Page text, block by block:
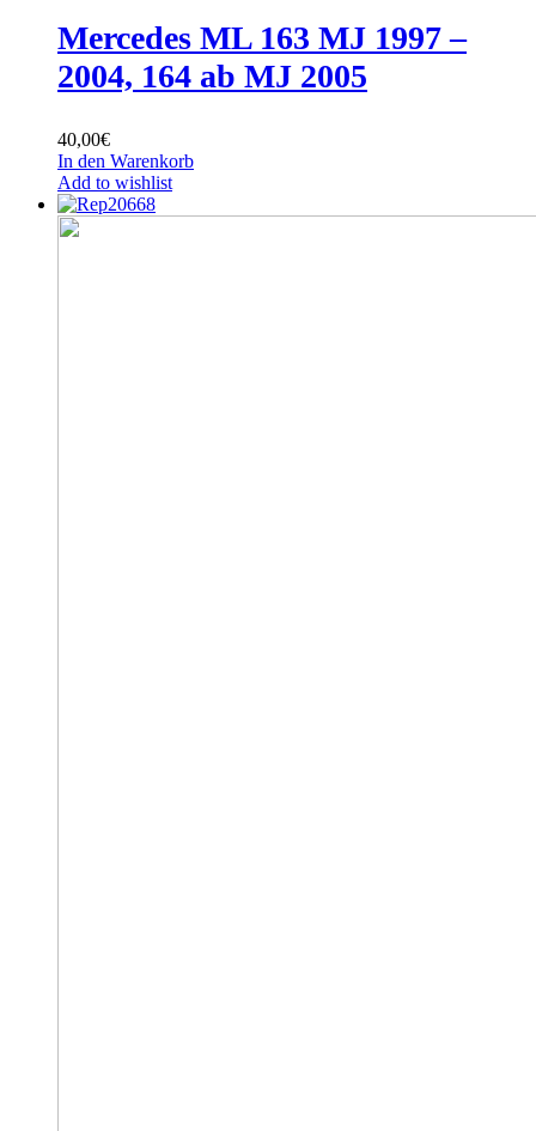
Mercedes ML 163 MJ 1997 –
2004, 164 ab MJ 2005
40,00€
In den Warenkorb
Add to wishlist